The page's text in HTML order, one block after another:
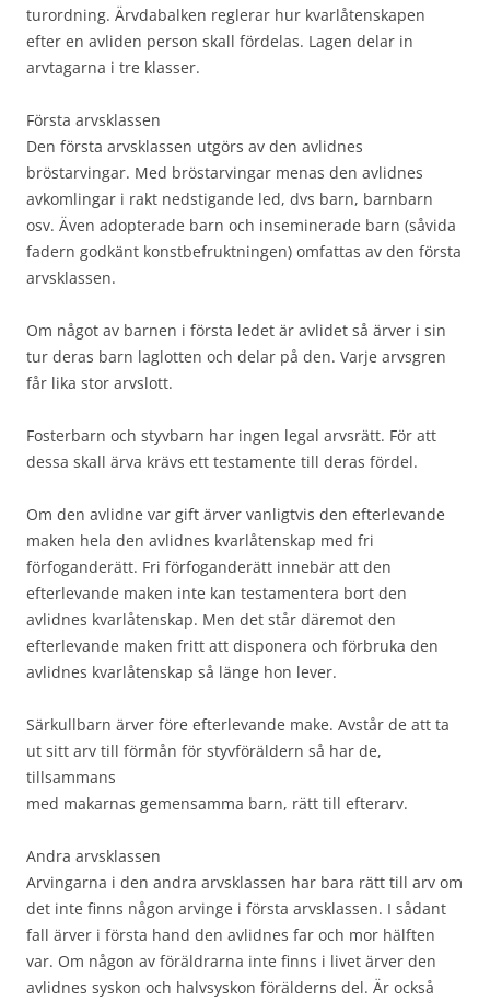
turordning. Ärvdabalken reglerar hur kvarlåtenskapen
efter en avliden person skall fördelas. Lagen delar in
arvtagarna i tre klasser.
Första arvsklassen
Den första arvsklassen utgörs av den avlidnes
bröstarvingar. Med bröstarvingar menas den avlidnes
avkomlingar i rakt nedstigande led, dvs barn, barnbarn
osv. Även adopterade barn och inseminerade barn (såvida
fadern godkänt konstbefruktningen) omfattas av den första
arvsklassen.
Om något av barnen i första ledet är avlidet så ärver i sin
tur deras barn laglotten och delar på den. Varje arvsgren
får lika stor arvslott.
Fosterbarn och styvbarn har ingen legal arvsrätt. För att
dessa skall ärva krävs ett testamente till deras fördel.
Om den avlidne var gift ärver vanligtvis den efterlevande
maken hela den avlidnes kvarlåtenskap med fri
förfoganderätt. Fri förfoganderätt innebär att den
efterlevande maken inte kan testamentera bort den
avlidnes kvarlåtenskap. Men det står däremot den
efterlevande maken fritt att disponera och förbruka den
avlidnes kvarlåtenskap så länge hon lever.
Särkullbarn ärver före efterlevande make. Avstår de att ta
ut sitt arv till förmån för styvföräldern så har de,
tillsammans
med makarnas gemensamma barn, rätt till efterarv.
Andra arvsklassen
Arvingarna i den andra arvsklassen har bara rätt till arv om
det inte finns någon arvinge i första arvsklassen. I sådant
fall ärver i första hand den avlidnes far och mor hälften
var. Om någon av föräldrarna inte finns i livet ärver den
avlidnes syskon och halvsyskon förälderns del. Är också